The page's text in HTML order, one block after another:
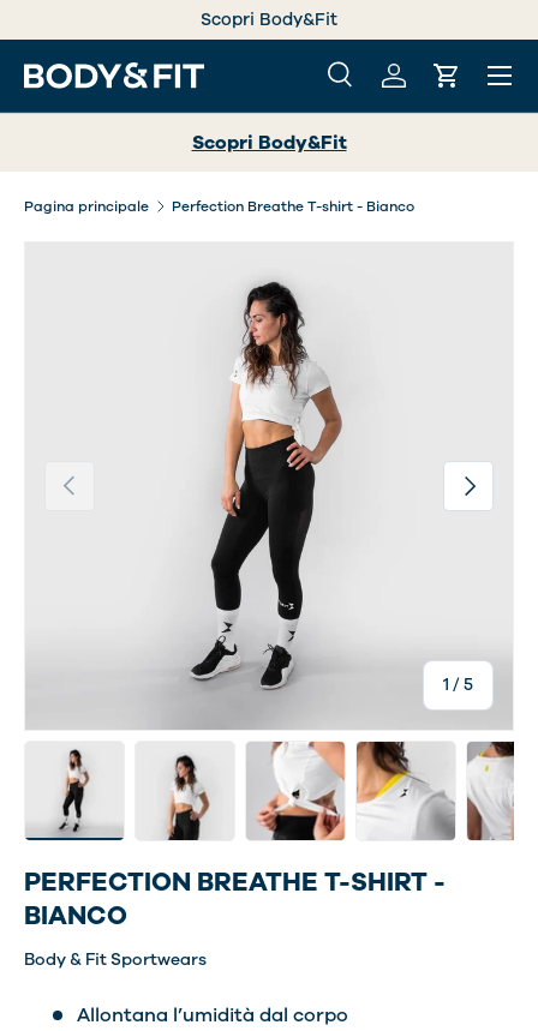
PASSA AI CONTENUTI
Scopri Body&Fit
Cerca
CercaAccediCarrello
Menu
Scopri Body&Fit
Pagina principale Perfection Breathe T-shirt - Bianco
Indietro
1 /di
5
Avanti
Carica immagine 1 nella visualizzazione galleria
Carica immagine 6 nella visualizzazione
Carica immagine 7 nella
Carica immagine
Carica
PERFECTION BREATHE T-SHIRT -
BIANCO
Body & Fit Sportwears
Allontana l’umidità dal corpo